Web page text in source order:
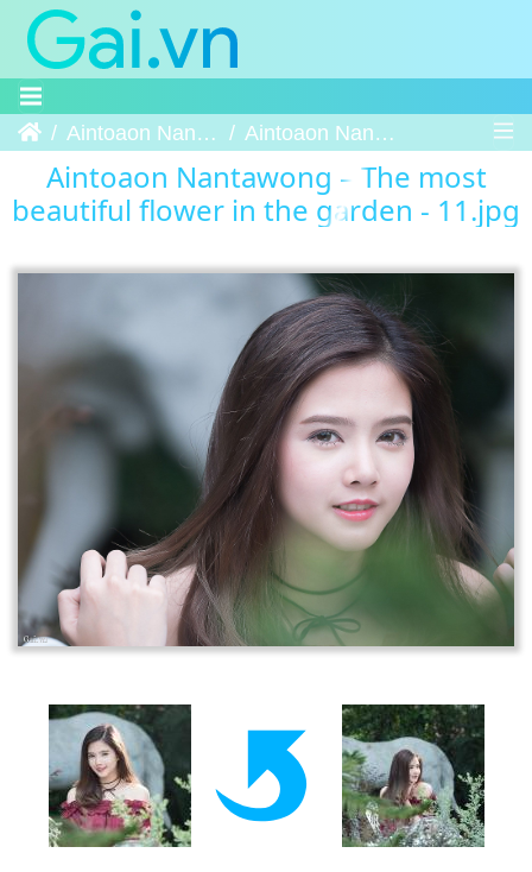
Trang chủAintoaon Nantawong – The most beautiful flower in the garden Aintoaon Nantawong – The most beautiful flower in the garden - 11
Aintoaon Nantawong – The most
beautiful flower in the garden - 11.jpg